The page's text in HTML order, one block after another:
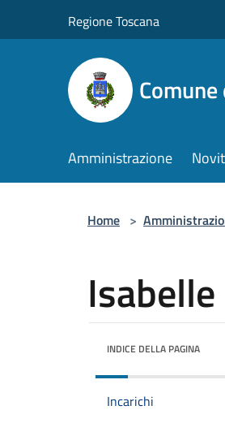
Regione Toscana
Amministrazione
Home >
INDICE DELLA PAGINA
Incarichi